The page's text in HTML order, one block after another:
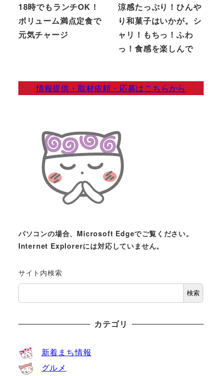
18時でもランチOK！
ボリューム満点定食で
元気チャージ
涼感たっぷり！ひんや
り和菓子はいかが。シ
ャリ！もちっ！ふわ
っ！食感を楽しんで
情報提供・取材依頼・応募はこちらから
パソコンの場合、Microsoft Edgeでご覧ください。
Internet Explorerには対応していません。
サイト内検索
検索
カテゴリ
新着まち情報
グルメ